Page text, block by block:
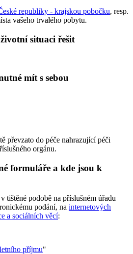
republiky - krajskou pobočku, resp.
vašeho trvalého pobytu.
situaci řešit
mít s sebou
převzato do péče nahrazující péči
orgánu.
formuláře a kde jsou k
tištěné podobě na příslušném úřadu
podání, na internetových
a sociálních věcí:
příjmu"